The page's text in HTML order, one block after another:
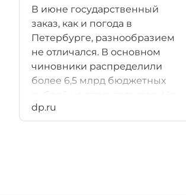
В июне государственный
заказ, как и погода в
Петербурге, разнообразием
не отличался. В основном
чиновники распределили
более 6,5 млрд бюджетных
рублей на строительство. Но
заключается оно в основном в
завершении проваленных
dp.ru